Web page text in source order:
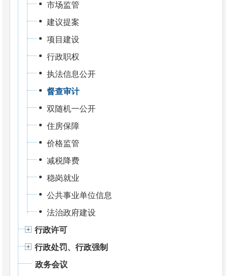
市场监管
建议提案
项目建设
行政职权
执法信息公开
督查审计
双随机一公开
住房保障
价格监管
减税降费
稳岗就业
公共事业单位信息
法治政府建设
行政许可
行政处罚、行政强制
政务会议